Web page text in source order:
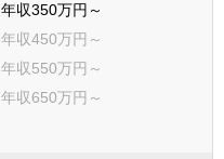
豊明市
田原市
清須市
弥富市
年収350万円～
年収450万円～
年収550万円～
年収650万円～